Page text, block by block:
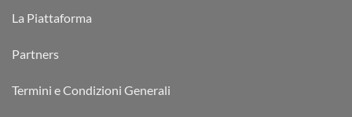
La Piattaforma
Partners
Termini e Condizioni Generali